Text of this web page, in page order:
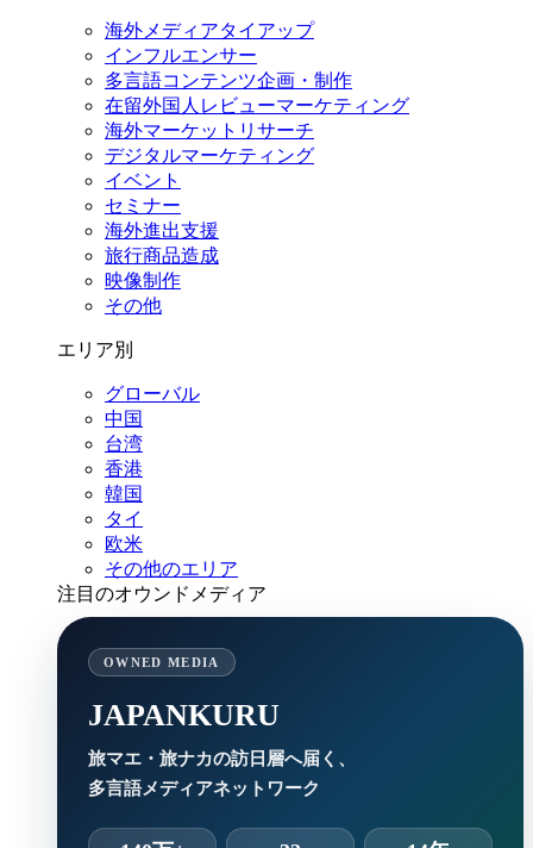
海外メディアタイアップ
インフルエンサー
多言語コンテンツ企画・制作
在留外国⼈レビューマーケティング
海外マーケットリサーチ
デジタルマーケティング
イベント
セミナー
海外進出支援
旅行商品造成
映像制作
その他
エリア別
グローバル
中国
台湾
香港
韓国
タイ
欧米
その他のエリア
注目のオウンドメディア
OWNED MEDIA
JAPANKURU
旅マエ・旅ナカの訪日層へ届く、
多言語メディアネットワーク